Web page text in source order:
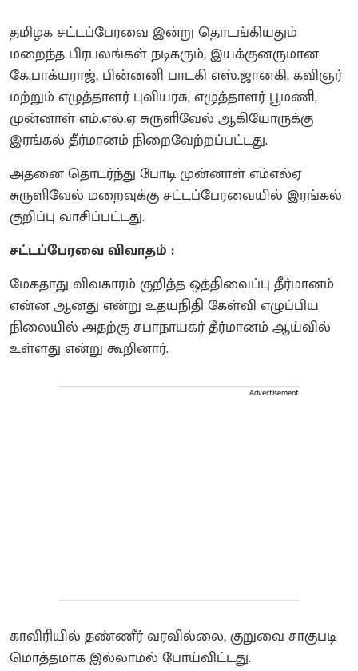
தமிழக சட்டப்பேரவை இன்று தொடங்கியதும்
மறைந்த பிரபலங்கள் நடிகரும், இயக்குனருமான
கே.பாக்யராஜ், பின்னனி பாடகி எஸ்.ஜானகி, கவிஞர்
மற்றும் எழுத்தாளர் புவியரசு, எழுத்தாளர் பூமணி,
முன்னாள் எம்.எல்.ஏ சுருளிவேல் ஆகியோருக்கு
இரங்கல் தீர்மானம் நிறைவேற்றப்பட்டது.
அதனை தொடர்ந்து போடி முன்னாள் எம்எல்ஏ
சுருளிவேல் மறைவுக்கு சட்டப்பேரவையில் இரங்கல்
குறிப்பு வாசிப்பட்டது.
சட்டப்பேரவை விவாதம் :
மேகதாது விவகாரம் குறித்த ஒத்திவைப்பு தீர்மானம்
என்ன ஆனது என்று உதயநிதி கேள்வி எழுப்பிய
நிலையில் அதற்கு சபாநாயகர் தீர்மானம் ஆய்வில்
உள்ளது என்று கூறினார்.
Advertisement
காவிரியில் தண்ணீர் வரவில்லை, குறுவை சாகுபடி
மொத்தமாக இல்லாமல் போய்விட்டது.